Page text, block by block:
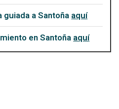
a Santoña aquí
en Santoña aquí